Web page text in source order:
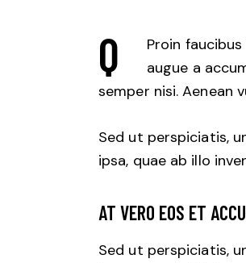
Q
Proin
augue a
semper nisi. Aenean
Sed ut perspiciatis,
ipsa, quae ab illo
AT VERO EOS ET
Sed ut perspiciatis,